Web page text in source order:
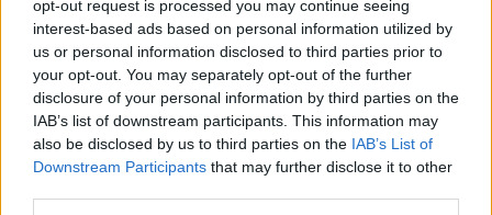
opt-out request is processed you may continue seeing
interest-based ads based on personal information utilized by
us or personal information disclosed to third parties prior to
your opt-out. You may separately opt-out of the further
disclosure of your personal information by third parties on the
IAB’s list of downstream participants. This information may
also be disclosed by us to third parties on the IAB’s List of
Downstream Participants that may further disclose it to other